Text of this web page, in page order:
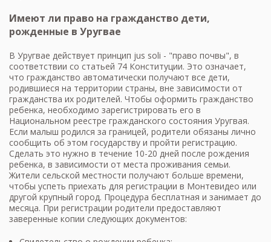
Имеют ли право на гражданство дети,
рожденные в Уругвае
В Уругвае действует принцип jus soli - "право почвы", в
соответствии со статьей 74 Конституции. Это означает,
что гражданство автоматически получают все дети,
родившиеся на территории страны, вне зависимости от
гражданства их родителей. Чтобы оформить гражданство
ребенка, необходимо зарегистрировать его в
Национальном реестре гражданского состояния Уругвая.
Если малыш родился за границей, родители обязаны лично
сообщить об этом государству и пройти регистрацию.
Сделать это нужно в течение 10-20 дней после рождения
ребенка, в зависимости от места проживания семьи.
Жители сельской местности получают больше времени,
чтобы успеть приехать для регистрации в Монтевидео или
другой крупный город. Процедура бесплатная и занимает до
месяца. При регистрации родители предоставляют
заверенные копии следующих документов: